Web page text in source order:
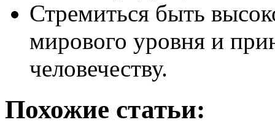
Стремиться быть
мирового уровня и
человечеству.
Похожие статьи: